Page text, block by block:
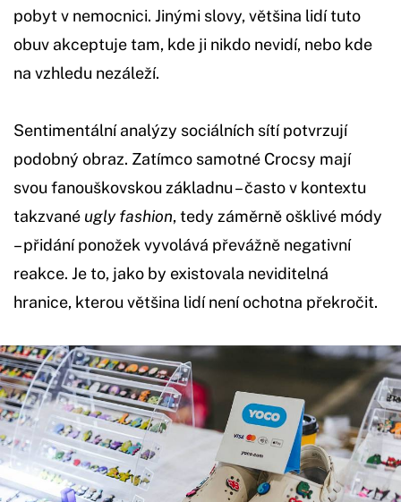
pobyt v nemocnici. Jinými slovy, většina lidí tuto
obuv akceptuje tam, kde ji nikdo nevidí, nebo kde
na vzhledu nezáleží.
Sentimentální analýzy sociálních sítí potvrzují
podobný obraz. Zatímco samotné Crocsy mají
svou fanouškovskou základnu – často v kontextu
takzvané ugly fashion, tedy záměrně ošklivé módy
– přidání ponožek vyvolává převážně negativní
reakce. Je to, jako by existovala neviditelná
hranice, kterou většina lidí není ochotna překročit.